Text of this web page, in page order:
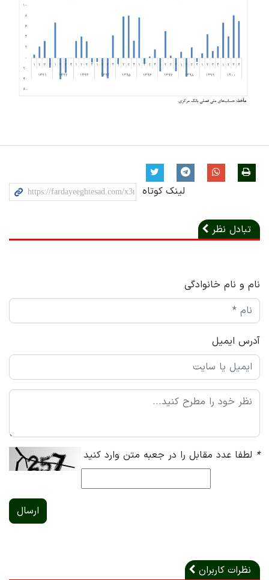
لینک کوتاه
تبادل نظر
نام و نام خانوادگی
آدرس ایمیل
* لطفا عدد مقابل را در جعبه متن وارد کنید
ارسال
نظرات کاربران